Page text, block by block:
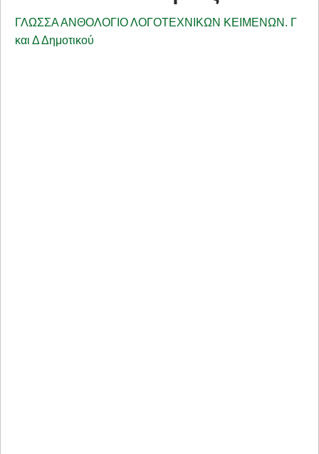
ΓΛΩΣΣΑ ΑΝΘΟΛΟΓΙΟ ΛΟΓΟΤΕΧΝΙΚΩΝ ΚΕΙΜΕΝΩΝ. Γ
και Δ Δημοτικού